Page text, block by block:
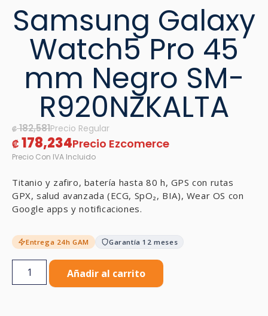
Samsung Galaxy
Watch5 Pro 45
mm Negro SM-
R920NZKALTA
₡182,581
₡ 178,234
Titanio y zafiro, batería hasta 80 h, GPS con rutas
GPX, salud avanzada (ECG, SpO₂, BIA), Wear OS con
Google apps y notificaciones.
Entrega 24h GAM Garantía 12 meses
Añadir al carrito